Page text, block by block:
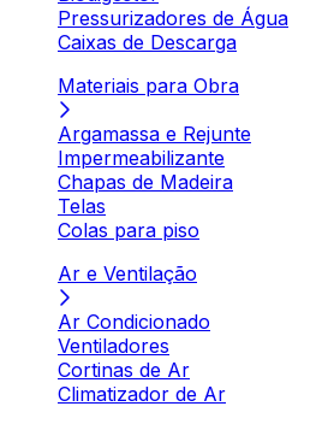
Pressurizadores de Água
Caixas de Descarga
Materiais para Obra
Argamassa e Rejunte
Impermeabilizante
Chapas de Madeira
Telas
Colas para piso
Ar e Ventilação
Ar Condicionado
Ventiladores
Cortinas de Ar
Climatizador de Ar